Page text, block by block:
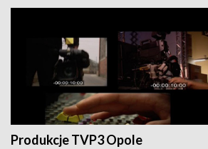
Produkcje TVP3 Opole